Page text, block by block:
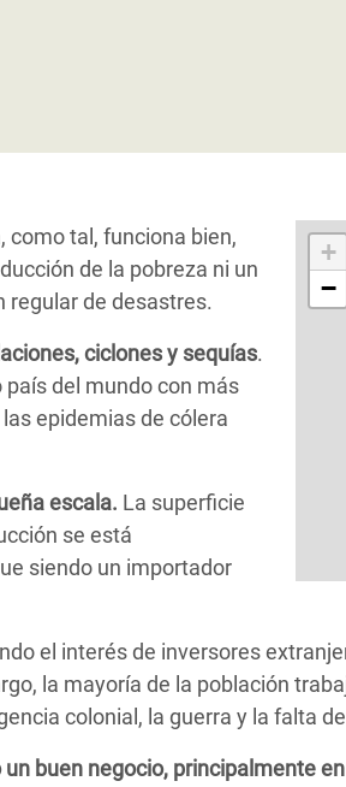
+
−
como tal, funciona bien,
de la pobreza ni un
regular de desastres.
ciclones y sequías.
del mundo con más
epidemias de cólera
escala. La superficie
se está
siendo un importador
el interés de inversores
la mayoría de la población
colonial, la guerra y la falta
buen negocio, principalmente